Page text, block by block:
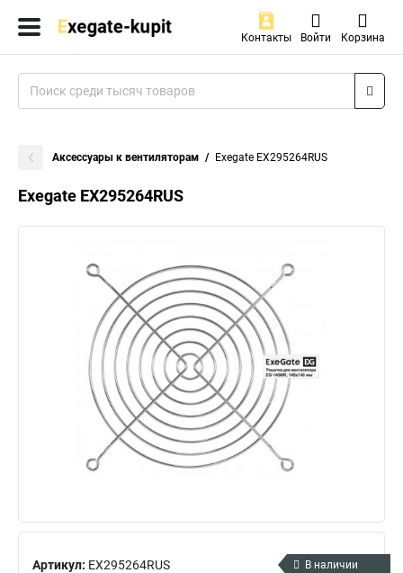
Контакты Войти Корзина
Аксессуары к вентиляторам Exegate EX295264RUS
Exegate EX295264RUS
Артикул: EX295264RUS В наличии